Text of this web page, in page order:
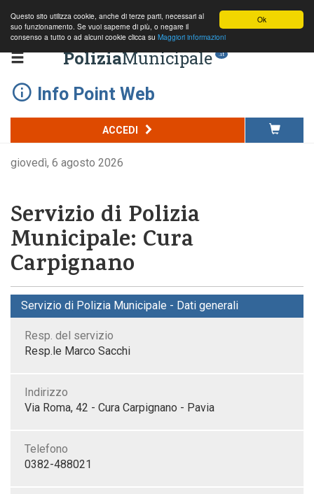
Ok
Questo sito utilizza cookie, anche di terze parti, necessari al
suo funzionamento. Se vuoi saperne di più, o negare il
consenso a tutto o ad alcuni cookie clicca su Maggiori informazioni
PoliziaMunicipale .it
Info Point Web
ACCEDI
giovedì, 6 agosto 2026
Servizio di Polizia
Municipale: Cura
Carpignano
Servizio di Polizia Municipale - Dati generali
Resp. del servizio
Resp.le Marco Sacchi
Indirizzo
Via Roma, 42 - Cura Carpignano - Pavia
Telefono
0382-488021